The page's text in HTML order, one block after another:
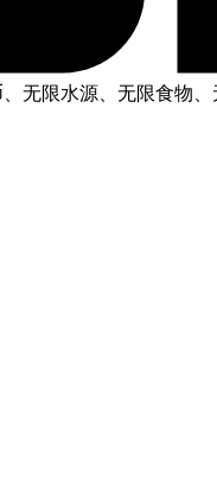
无限水源、无限食物